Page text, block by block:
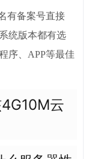
有备案号直接
统版本都有选
序、APP等最佳
云